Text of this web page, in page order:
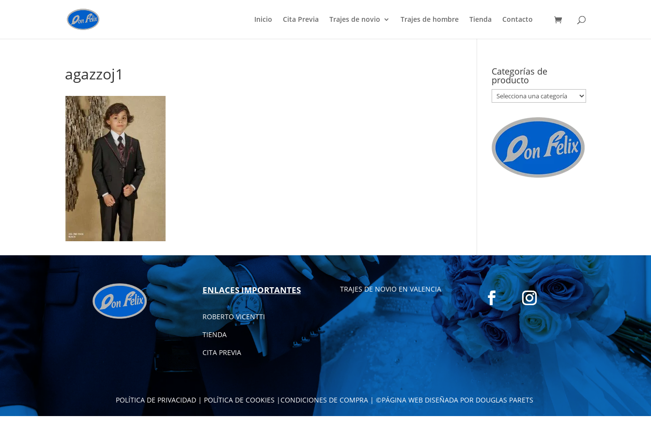
Inicio Cita Previa Trajes de novio Trajes de hombre Tienda Contacto
agazzoj1 Categorías de
producto
ENLACES IMPORTANTES
ROBERTO VICENTTI
TIENDA
CITA PREVIA
TRAJES DE NOVIO EN VALENCIA
POLÍTICA DE PRIVACIDAD | POLÍTICA DE COOKIES |CONDICIONES DE COMPRA | ©PÁGINA WEB DISEÑADA POR DOUGLAS PARETS